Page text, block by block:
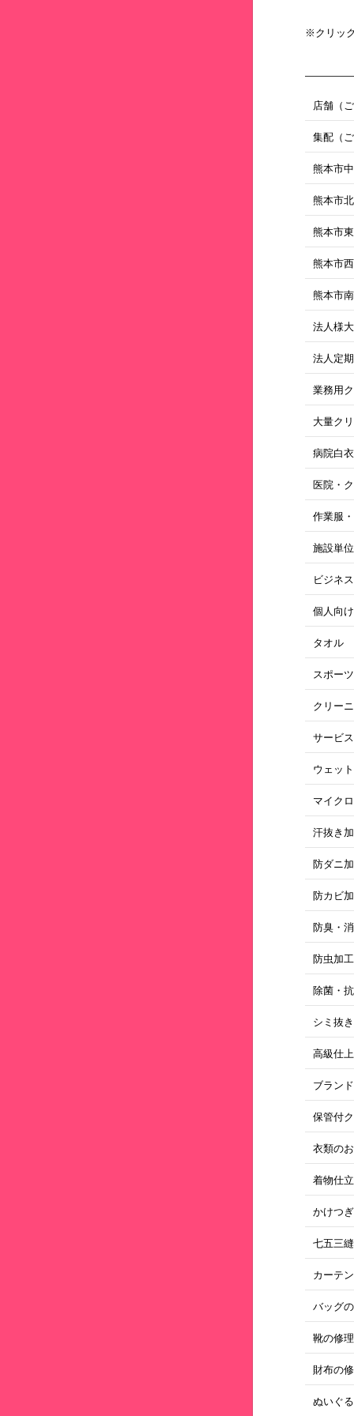
※クリッ
店舗（
集配（
熊本市
熊本市
熊本市
熊本市
熊本市
法人様
法人定
業務用
大量ク
病院白
医院・
作業服
施設単
ビジネ
個人向
タオル
スポー
クリー
サービ
ウェッ
マイク
汗抜き
防ダニ
防カビ
防臭・
防虫加工
除菌・
シミ抜き
高級仕
ブランド
保管付
衣類の
着物仕
かけつぎ
七五三
カーテ
バッグ
靴の修理
財布の
ぬいぐ